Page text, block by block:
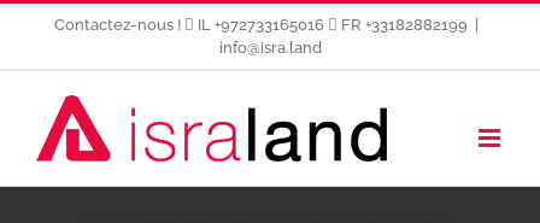
Contactez-nous ! IL +972733165016 FR +33182882199
info@isra.land